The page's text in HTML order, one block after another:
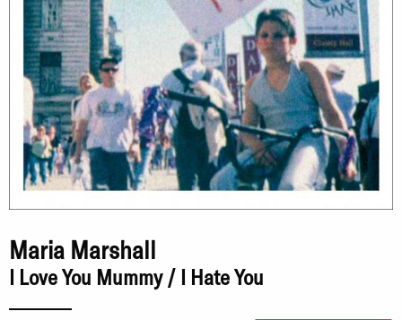
Maria Marshall
I Love You Mummy / I Hate You